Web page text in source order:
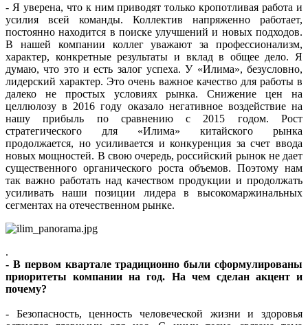
- Я уверена, что к ним приводят только кропотливая работа и
усилия всей команды. Коллектив напряженно работает,
постоянно находится в поиске улучшений и новых подходов.
В нашей компании коллег уважают за профессионализм,
характер, конкретные результаты и вклад в общее дело. Я
думаю, что это и есть залог успеха. У «Илима», безусловно,
лидерский характер. Это очень важное качество для работы в
далеко не простых условиях рынка. Снижение цен на
целлюлозу в 2016 году оказало негативное воздействие на
нашу прибыль по сравнению с 2015 годом. Рост
стратегического для «Илима» китайского рынка
продолжается, но усиливается и конкуренция за счет ввода
новых мощностей. В свою очередь, российский рынок не дает
существенного органического роста объемов. Поэтому нам
так важно работать над качеством продукции и продолжать
усиливать наши позиции лидера в высокомаржинальных
сегментах на отечественном рынке.
.
- В первом квартале традиционно были сформулированы
приоритеты компании на год. На чем сделан акцент и
почему?
- Безопасность, ценность человеческой жизни и здоровья